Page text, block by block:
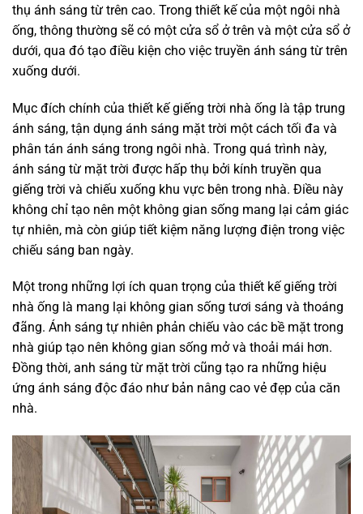
thụ ánh sáng từ trên cao. Trong thiết kế của một ngôi nhà
ống, thông thường sẽ có một cửa sổ ở trên và một cửa sổ ở
dưới, qua đó tạo điều kiện cho việc truyền ánh sáng từ trên
xuống dưới.
Mục đích chính của thiết kế giếng trời nhà ống là tập trung
ánh sáng, tận dụng ánh sáng mặt trời một cách tối đa và
phân tán ánh sáng trong ngôi nhà. Trong quá trình này,
ánh sáng từ mặt trời được hấp thụ bởi kính truyền qua
giếng trời và chiếu xuống khu vực bên trong nhà. Điều này
không chỉ tạo nên một không gian sống mang lại cảm giác
tự nhiên, mà còn giúp tiết kiệm năng lượng điện trong việc
chiếu sáng ban ngày.
Một trong những lợi ích quan trọng của thiết kế giếng trời
nhà ống là mang lại không gian sống tươi sáng và thoáng
đãng. Ánh sáng tự nhiên phản chiếu vào các bề mặt trong
nhà giúp tạo nên không gian sống mở và thoải mái hơn.
Đồng thời, anh sáng từ mặt trời cũng tạo ra những hiệu
ứng ánh sáng độc đáo như bản nâng cao vẻ đẹp của căn
nhà.